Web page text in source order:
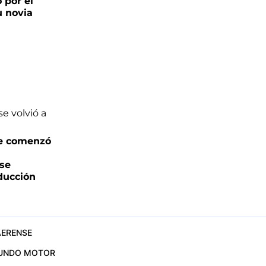
novia
comenzó
MOTOR